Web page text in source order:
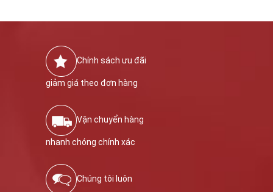
Chính sách ưu đãi
giảm giá theo đơn hàng
Vận chuyển hàng
nhanh chóng chính xác
Chúng tôi luôn